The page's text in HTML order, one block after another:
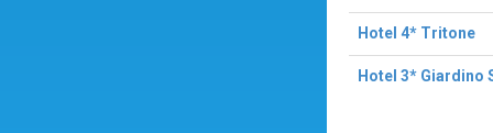
Hotel 4* Tritone
Hotel 3* Giardino